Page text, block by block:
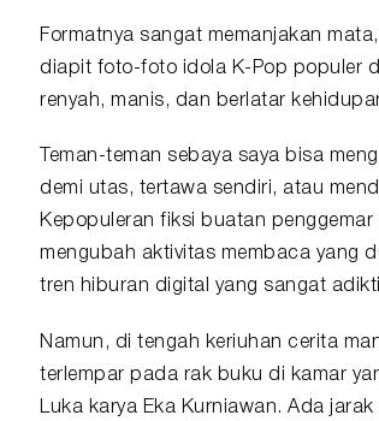
Formatnya sangat memanjakan
diapit foto-foto idola K-Pop populer
renyah, manis, dan berlatar
Teman-teman sebaya saya bisa
demi utas, tertawa sendiri, atau
Kepopuleran fiksi buatan
mengubah aktivitas membaca yang
tren hiburan digital yang sangat
Namun, di tengah keriuhan cerita
terlempar pada rak buku di kamar
Luka karya Eka Kurniawan . Ada